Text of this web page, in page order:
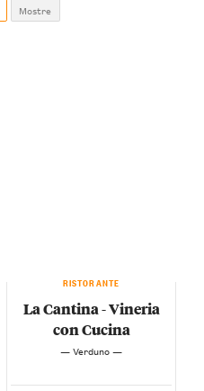
Mostre
RISTORANTE
La Cantina - Vineria
con Cucina
— Verduno —